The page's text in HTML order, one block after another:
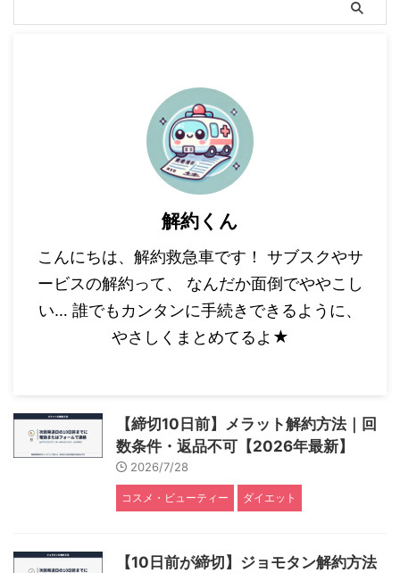
解約くん
こんにちは、解約救急車です！ サブスクやサ
ービスの解約って、 なんだか面倒でややこし
い… 誰でもカンタンに手続きできるように、
やさしくまとめてるよ★
【締切10日前】メラット解約方法｜回
数条件・返品不可【2026年最新】
2026/7/28
コスメ・ビューティー ダイエット
【10日前が締切】ジョモタン解約方法